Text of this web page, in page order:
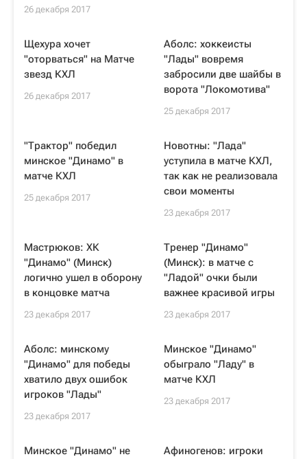
26 декабря 2017
Щехура хочет
"оторваться" на Матче
звезд КХЛ
26 декабря 2017
Аболс: хоккеисты
"Лады" вовремя
забросили две шайбы в
ворота "Локомотива"
25 декабря 2017
"Трактор" победил
минское "Динамо" в
матче КХЛ
25 декабря 2017
Новотны: "Лада"
уступила в матче КХЛ,
так как не реализовала
свои моменты
23 декабря 2017
Мастрюков: ХК
"Динамо" (Минск)
логично ушел в оборону
в концовке матча
23 декабря 2017
Тренер "Динамо"
(Минск): в матче с
"Ладой" очки были
важнее красивой игры
23 декабря 2017
Аболс: минскому
"Динамо" для победы
хватило двух ошибок
игроков "Лады"
23 декабря 2017
Минское "Динамо"
обыграло "Ладу" в
матче КХЛ
23 декабря 2017
Минское "Динамо" не
Афиногенов: игроки